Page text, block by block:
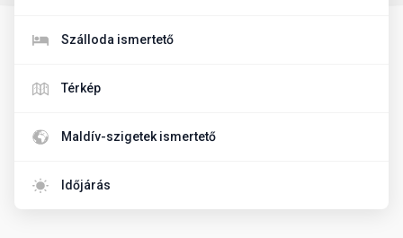
Szálloda ismertető
Térkép
Maldív-szigetek ismertető
Időjárás